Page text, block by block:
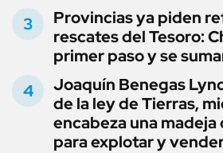
Provincias ya piden
rescates del Tesoro:
primer paso y se
Joaquín Benegas
de la ley de Tierras,
encabeza una
para explotar y